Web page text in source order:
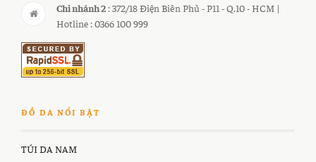
Chi nhánh 2 : 372/18 Điện Biên Phủ - P11 - Q.10 - HCM |
Hotline : 0366 100 999
ĐỒ DA NỔI BẬT
TÚI DA NAM